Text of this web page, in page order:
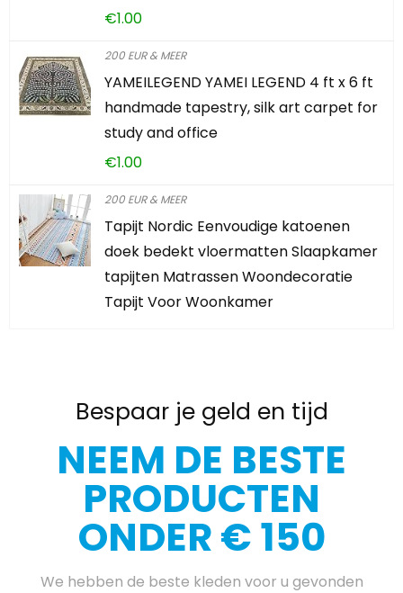
€1.00
200 EUR & MEER
YAMEILEGEND YAMEI LEGEND 4 ft x 6 ft
handmade tapestry, silk art carpet for
study and office
€1.00
200 EUR & MEER
Tapijt Nordic Eenvoudige katoenen
doek bedekt vloermatten Slaapkamer
tapijten Matrassen Woondecoratie
Tapijt Voor Woonkamer
Bespaar je geld en tijd
NEEM DE BESTE
PRODUCTEN
ONDER € 150
We hebben de beste kleden voor u gevonden